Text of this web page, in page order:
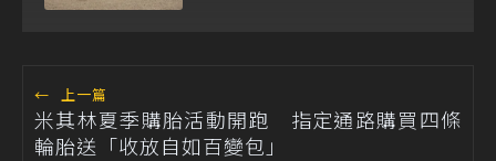
← 上一篇
米其林夏季購胎活動開跑 指定通路購買四條
輪胎送「收放自如百變包」